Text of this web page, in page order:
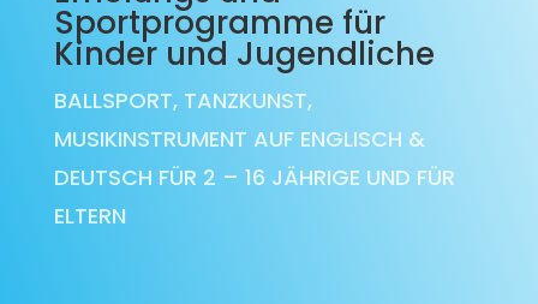
Sportprogramme für
Kinder und Jugendliche
BALLSPORT, TANZKUNST,
MUSIKINSTRUMENT AUF ENGLISCH &
DEUTSCH FÜR 2 – 16 JÄHRIGE UND FÜR
ELTERN